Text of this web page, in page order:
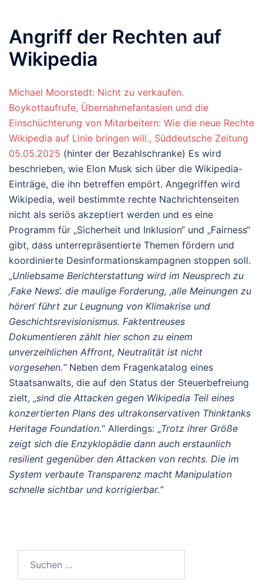
Angriff der Rechten auf
Wikipedia
Michael Moorstedt: Nicht zu verkaufen.
Boykottaufrufe, Übernahmefantasien und die
Einschüchterung von Mitarbeitern: Wie die neue Rechte
Wikipedia auf Linie bringen will., Süddeutsche Zeitung
05.05.2025 (hinter der Bezahlschranke) Es wird
beschrieben, wie Elon Musk sich über die Wikipedia-
Einträge, die ihn betreffen empört. Angegriffen wird
Wikipedia, weil bestimmte rechte Nachrichtenseiten
nicht als seriös akzeptiert werden und es eine
Programm für „Sicherheit und Inklusion“ und „Fairness“
gibt, dass unterrepräsentierte Themen fördern und
koordinierte Desinformationskampagnen stoppen soll.
„Unliebsame Berichterstattung wird im Neusprech zu
‚Fake News‘. die maulige Forderung, ‚alle Meinungen zu
hören‘ führt zur Leugnung von Klimakrise und
Geschichtsrevisionismus. Faktentreuses
Dokumentieren zählt hier schon zu einem
unverzeihlichen Affront, Neutralität ist nicht
vorgesehen.“Neben dem Fragenkatalog eines
Staatsanwalts, die auf den Status der Steuerbefreiung
zielt, „sind die Attacken gegen Wikipedia Teil eines
konzertierten Plans des ultrakonservativen Thinktanks
Heritage Foundation.“ Allerdings: „Trotz ihrer Größe
zeigt sich die Enzyklopädie dann auch erstaunlich
resilient gegenüber den Attacken von rechts. Die im
System verbaute Transparenz macht Manipulation
schnelle sichtbar und korrigierbar.“